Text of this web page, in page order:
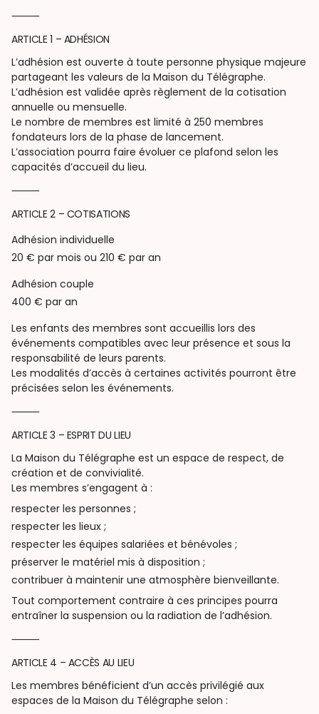
⸻
ARTICLE 1 – ADHÉSION
L’adhésion est ouverte à toute personne physique majeure
partageant les valeurs de la Maison du Télégraphe.
L’adhésion est validée après règlement de la cotisation
annuelle ou mensuelle.
Le nombre de membres est limité à 250 membres
fondateurs lors de la phase de lancement.
L’association pourra faire évoluer ce plafond selon les
capacités d’accueil du lieu.
⸻
ARTICLE 2 – COTISATIONS
Adhésion individuelle
20 € par mois ou 210 € par an
Adhésion couple
400 € par an
Les enfants des membres sont accueillis lors des
événements compatibles avec leur présence et sous la
responsabilité de leurs parents.
Les modalités d’accès à certaines activités pourront être
précisées selon les événements.
⸻
ARTICLE 3 – ESPRIT DU LIEU
La Maison du Télégraphe est un espace de respect, de
création et de convivialité.
Les membres s’engagent à :
respecter les personnes ;
respecter les lieux ;
respecter les équipes salariées et bénévoles ;
préserver le matériel mis à disposition ;
contribuer à maintenir une atmosphère bienveillante.
Tout comportement contraire à ces principes pourra
entraîner la suspension ou la radiation de l’adhésion.
⸻
ARTICLE 4 – ACCÈS AU LIEU
Les membres bénéficient d’un accès privilégié aux
espaces de la Maison du Télégraphe selon :